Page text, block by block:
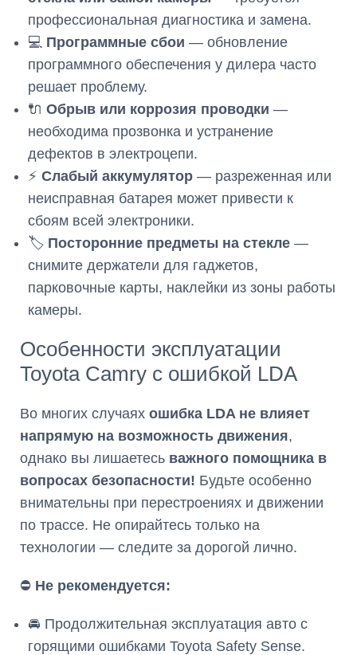
профессиональная диагностика и замена.
💻 Программные сбои — обновление
программного обеспечения у дилера часто
решает проблему.
🔌 Обрыв или коррозия проводки —
необходима прозвонка и устранение
дефектов в электроцепи.
⚡ Слабый аккумулятор — разреженная или
неисправная батарея может привести к
сбоям всей электроники.
🏷️ Посторонние предметы на стекле —
снимите держатели для гаджетов,
парковочные карты, наклейки из зоны работы
камеры.
Особенности эксплуатации
Toyota Camry с ошибкой LDA
Во многих случаях ошибка LDA не влияет
напрямую на возможность движения,
однако вы лишаетесь важного помощника в
вопросах безопасности! Будьте особенно
внимательны при перестроениях и движении
по трассе. Не опирайтесь только на
технологии — следите за дорогой лично.
⛔ Не рекомендуется:
🚘 Продолжительная эксплуатация авто с
горящими ошибками Toyota Safety Sense.